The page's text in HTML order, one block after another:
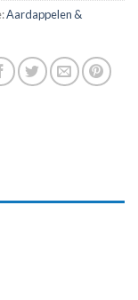
Aardappelen &